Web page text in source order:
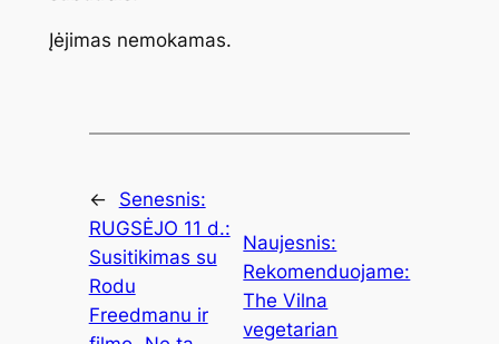
Įėjimas nemokamas.
←
Senesnis:
RUGSĖJO 11 d.:
Susitikimas su
Rodu
Freedmanu ir
Naujesnis:
Rekomenduojame:
The Vilna
vegetarian